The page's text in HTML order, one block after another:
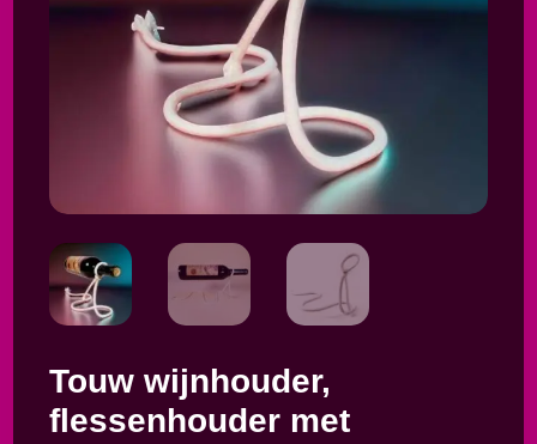
Touw wijnhouder,
flessenhouder met